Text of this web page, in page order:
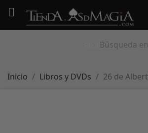

search
Inicio Libros y DVDs 26 de